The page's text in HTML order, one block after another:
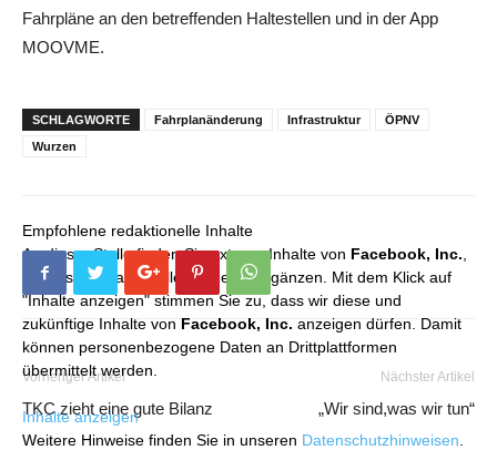
Fahrpläne an den betreffenden Haltestellen und in der App
MOOVME.
SCHLAGWORTE Fahrplanänderung Infrastruktur
ÖPNV
Wurzen
Empfohlene redaktionelle Inhalte
An dieser Stelle finden Sie externe Inhalte von Facebook, Inc.
die unser redaktionelles Angebot ergänzen. Mit dem Klick auf
"Inhalte anzeigen" stimmen Sie zu, dass wir diese und
zukünftige Inhalte von Facebook, Inc. anzeigen dürfen. Damit
können personenbezogene Daten an Drittplattformen
übermittelt werden.
Inhalte anzeigen
Weitere Hinweise finden Sie in unseren Datenschutzhinweisen
Vorheriger Artikel
TKC zieht eine gute Bilanz
Nächster Artikel
„Wir sind,was wir tun“